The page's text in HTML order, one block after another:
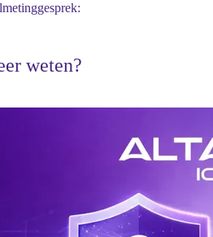
weten?